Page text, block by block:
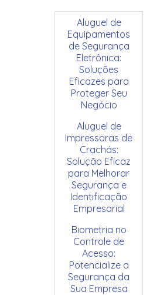
Aluguel de
Equipamentos
de Segurança
Eletrônica:
Soluções
Eficazes para
Proteger Seu
Negócio
Aluguel de
Impressoras de
Crachás:
Solução Eficaz
para Melhorar
Segurança e
Identificação
Empresarial
Biometria no
Controle de
Acesso:
Potencialize a
Segurança da
Sua Empresa